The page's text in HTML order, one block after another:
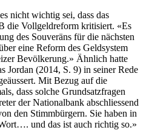
nicht wichtig sei, dass das
die Vollgeldreform kritisiert. «Es
des Souveräns für die nächsten
eine Reform des Geldsystem
Bevölkerung.» Ähnlich hatte
Jordan (2014, S. 9) in seiner Rede
Mit Bezug auf die
dass solche Grundsatzfragen
der Nationalbank abschliessend
den Stimmbürgern. Sie haben in
und das ist auch richtig so.»